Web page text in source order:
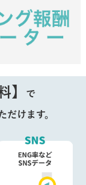
】 で
だけます。